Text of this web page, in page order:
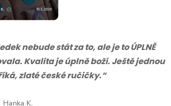
nebude stát za to, ale je to ÚPLNĚ
Kvalita je úplně boží. Ještě jednou
zlaté české ručičky.“
Hanka K.